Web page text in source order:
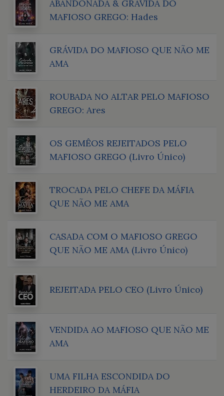
ABANDONADA & GRÁVIDA DO
MAFIOSO GREGO: Hades
GRÁVIDA DO MAFIOSO QUE NÃO ME
AMA
ROUBADA NO ALTAR PELO MAFIOSO
GREGO: Ares
OS GEMÊOS REJEITADOS PELO
MAFIOSO GREGO (Livro Único)
TROCADA PELO CHEFE DA MÁFIA
QUE NÃO ME AMA
CASADA COM O MAFIOSO GREGO
QUE NÃO ME AMA (Livro Único)
REJEITADA PELO CEO (Livro Único)
VENDIDA AO MAFIOSO QUE NÃO ME
AMA
UMA FILHA ESCONDIDA DO
HERDEIRO DA MÁFIA